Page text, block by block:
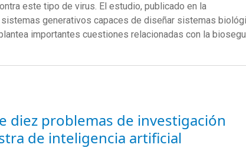
este tipo de virus. El estudio, publicado en la
sistemas generativos capaces de diseñar sistemas
importantes cuestiones relacionadas con la
diez problemas de investigación
de inteligencia artificial